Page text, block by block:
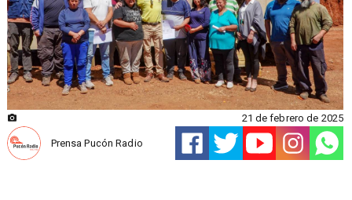
Prensa Pucón Radio
21 de febrero de 2025